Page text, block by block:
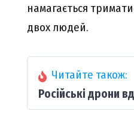
намагається
двох людей.
Читайте також:
Російські дрони